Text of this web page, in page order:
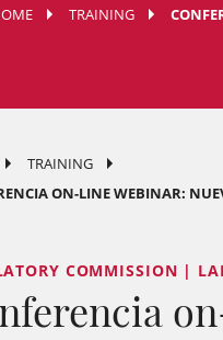
TRAINING
TRAINING
ON-LINE WEBINAR:
COMMISSION |